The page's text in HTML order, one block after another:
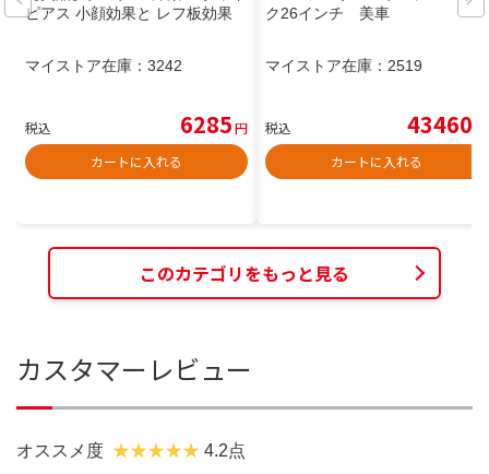
ピアス 小顔効果と レフ板効果
マイストア在庫： 3242
税込 6285円
カートに入れる
ク26インチ 美車
マイストア在庫： 2519
税込 43460
カートに入れる
このカテゴリをもっと見る
カスタマーレビュー
オススメ度 4.2点